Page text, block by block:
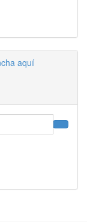
aquí